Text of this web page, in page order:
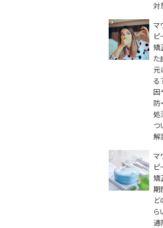
対
マ
ピ
矯
た
元
る
因
防
処
つ
解
マ
ピ
矯
期
ど
ら
通